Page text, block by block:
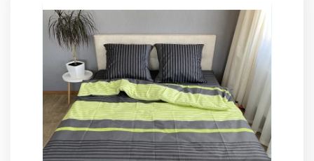
Покривала
Рушники
Наматрацники
Комплекти з ковдр, подушок і постільної білизни
Акції